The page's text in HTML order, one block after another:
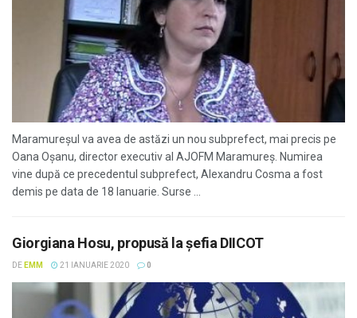
Maramureșul va avea de astăzi un nou subprefect, mai precis pe
Oana Oșanu, director executiv al AJOFM Maramureș. Numirea
vine după ce precedentul subprefect, Alexandru Cosma a fost
demis pe data de 18 Ianuarie. Surse ...
Giorgiana Hosu, propusă la șefia DIICOT
DE EMM 21 IANUARIE 2020 0